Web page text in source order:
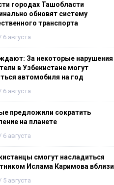
городах Ташобласти
обновят систему
транспорта
6 августа
За некоторые нарушения
в Узбекистане могут
автомобиля на год
6 августа
предложили сократить
на планете
6 августа
смогут насладиться
Ислама Каримова вблизи
5 августа